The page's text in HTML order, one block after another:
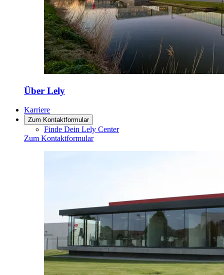
Über Lely
Karriere
Zum Kontaktformular
Finde Dein Lely Center
Zum Kontaktformular